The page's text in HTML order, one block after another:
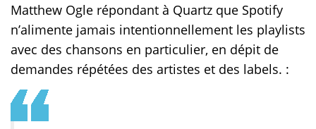
Matthew Ogle répondant à Quartz que Spotify
n’alimente jamais intentionnellement les playlists
avec des chansons en particulier, en dépit de
demandes répétées des artistes et des labels. :